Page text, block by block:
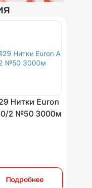
Нитки Euron
2 №50 3000м
Подробнее